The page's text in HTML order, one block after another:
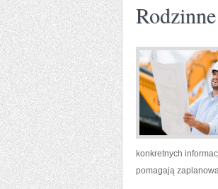
konkretnych
pomagają